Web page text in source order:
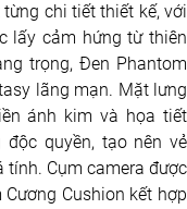
chi tiết thiết kế, với
lấy cảm hứng từ thiên
trọng, Đen Phantom
lãng mạn. Mặt lưng
ánh kim và họa tiết
độc quyền, tạo nên vẻ
tính. Cụm camera được
Cushion kết hợp